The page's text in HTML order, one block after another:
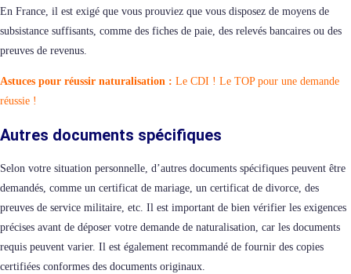
En France, il est exigé que vous prouviez que vous disposez de moyens de
subsistance suffisants, comme des fiches de paie, des relevés bancaires ou des
preuves de revenus.
Astuces pour réussir naturalisation : Le CDI ! Le TOP pour une demande
réussie !
Autres documents spécifiques
Selon votre situation personnelle, d’autres documents spécifiques peuvent être
demandés, comme un certificat de mariage, un certificat de divorce, des
preuves de service militaire, etc. Il est important de bien vérifier les exigences
précises avant de déposer votre demande de naturalisation, car les documents
requis peuvent varier. Il est également recommandé de fournir des copies
certifiées conformes des documents originaux.